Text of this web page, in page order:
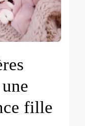
fille